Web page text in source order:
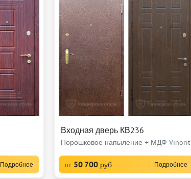
Подробнее
Входная дверь КВ236
Порошковое напыление + МДФ Vinorit
от 50 700 руб Подробнее